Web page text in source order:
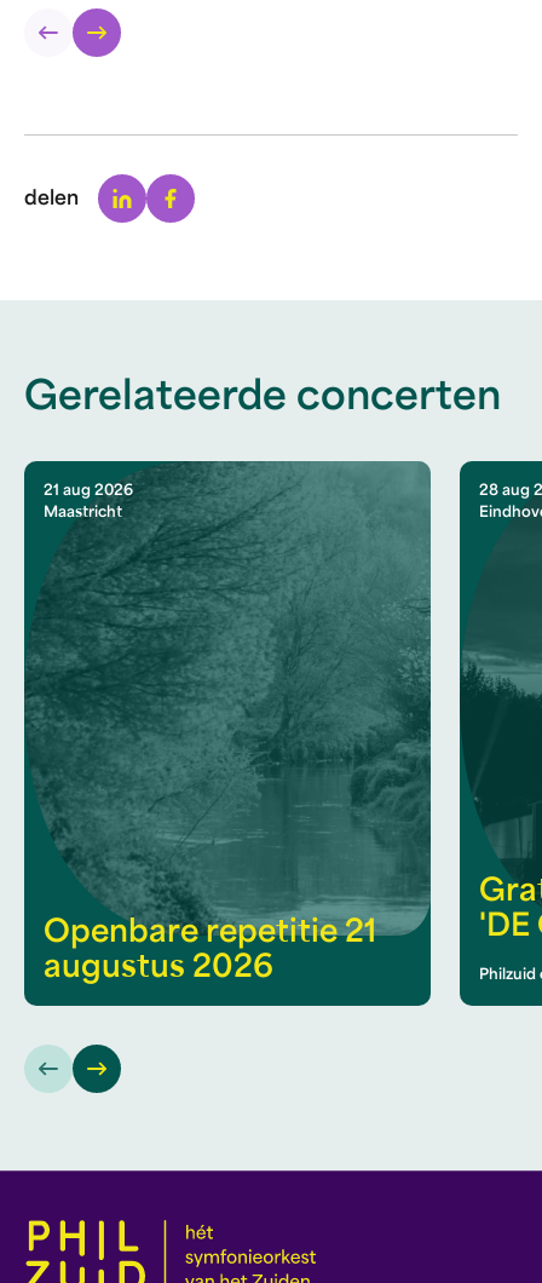
delen LinkedinFacebook
Gerelateerde concerten
21 aug 2026
Maastricht
Openbare repetitie 21
augustus 2026
28 aug
'DE
Philzuid